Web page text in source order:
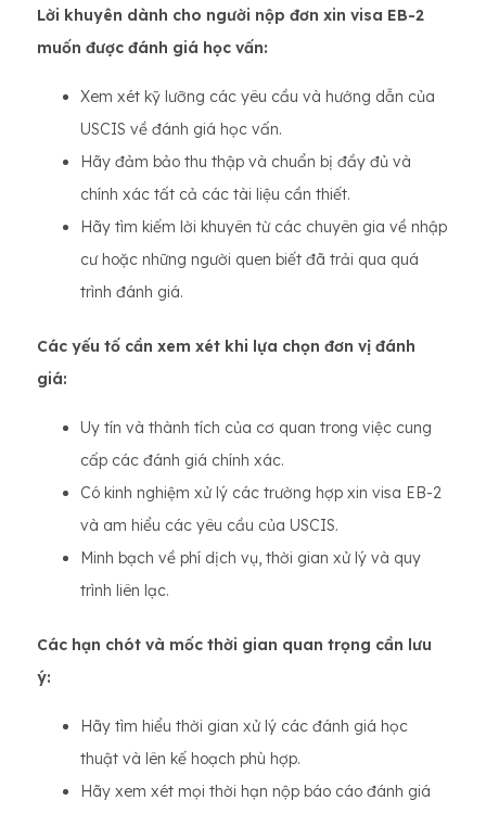
Lời khuyên dành cho người nộp đơn xin visa EB-2
muốn được đánh giá học vấn:
Xem xét kỹ lưỡng các yêu cầu và hướng dẫn của
USCIS về đánh giá học vấn.
Hãy đảm bảo thu thập và chuẩn bị đầy đủ và
chính xác tất cả các tài liệu cần thiết.
Hãy tìm kiếm lời khuyên từ các chuyên gia về nhập
cư hoặc những người quen biết đã trải qua quá
trình đánh giá.
Các yếu tố cần xem xét khi lựa chọn đơn vị đánh
giá:
Uy tín và thành tích của cơ quan trong việc cung
cấp các đánh giá chính xác.
Có kinh nghiệm xử lý các trường hợp xin visa EB-2
và am hiểu các yêu cầu của USCIS.
Minh bạch về phí dịch vụ, thời gian xử lý và quy
trình liên lạc.
Các hạn chót và mốc thời gian quan trọng cần lưu
ý:
Hãy tìm hiểu thời gian xử lý các đánh giá học
thuật và lên kế hoạch phù hợp.
Hãy xem xét mọi thời hạn nộp báo cáo đánh giá